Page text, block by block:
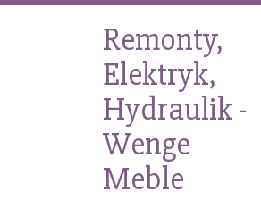
Remonty,
Elektryk,
Hydraulik -
Wenge
Meble